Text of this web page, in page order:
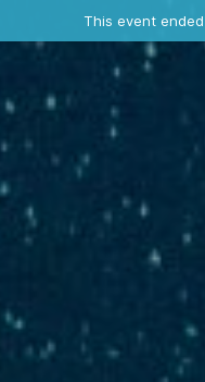
Contact the organizer
This event ended